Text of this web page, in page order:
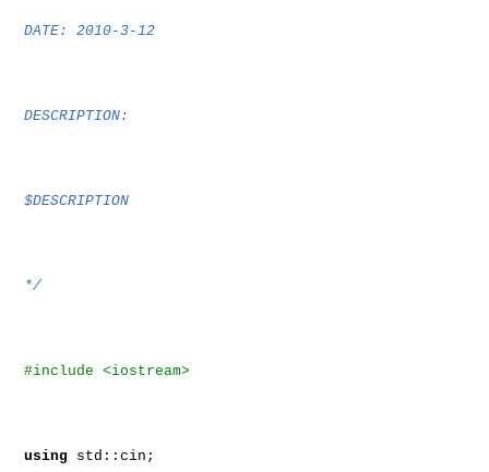
DATE: 2010-3-12
DESCRIPTION:
$DESCRIPTION
*/
#include <iostream>
using std::cin;